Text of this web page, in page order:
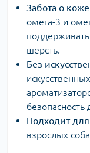
Забота о
омега-3 и
шерсть.
Без
Подходит для
взрослых